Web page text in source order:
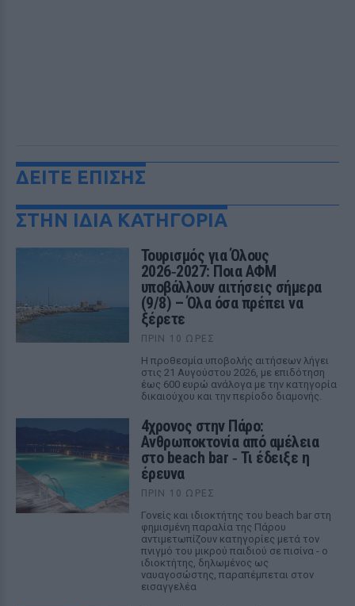
ΔΕΙΤΕ ΕΠΙΣΗΣ
ΣΤΗΝ ΙΔΙΑ ΚΑΤΗΓΟΡΙΑ
Τουρισμός για Όλους
2026‑2027: Ποια ΑΦΜ
υποβάλλουν αιτήσεις σήμερα
(9/8) – Όλα όσα πρέπει να
ξέρετε
ΠΡΙΝ 10 ΏΡΕΣ
Η προθεσμία υποβολής αιτήσεων λήγει
στις 21 Αυγούστου 2026, με επιδότηση
έως 600 ευρώ ανάλογα με την κατηγορία
δικαιούχου και την περίοδο διαμονής.
4χρονος στην Πάρο:
Ανθρωποκτονία από αμέλεια
στο beach bar ‑ Τι έδειξε η
έρευνα
ΠΡΙΝ 10 ΏΡΕΣ
Γονείς και ιδιοκτήτης του beach bar στη
φημισμένη παραλία της Πάρου
αντιμετωπίζουν κατηγορίες μετά τον
πνιγμό του μικρού παιδιού σε πισίνα - ο
ιδιοκτήτης, δηλωμένος ως
ναυαγοσώστης, παραπέμπεται στον
εισαγγελέα